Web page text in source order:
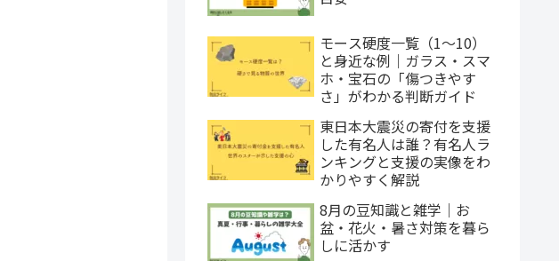
モース硬度一覧（1〜10）
と身近な例｜ガラス・スマ
ホ・宝石の「傷つきやす
さ」がわかる判断ガイド
東日本大震災の寄付を支援
した有名人は誰？有名人ラ
ンキングと支援の実像をわ
かりやすく解説
8月の豆知識と雑学｜お
盆・花火・暑さ対策を暮ら
しに活かす